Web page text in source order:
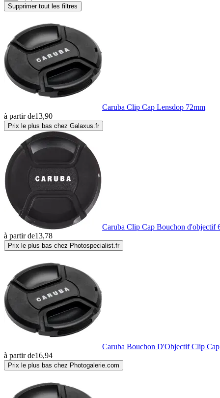
Sigma Photo(1)
Sony (1)
Supprimer tout les filtres
Caruba Clip Cap Lensdop 72mm
à partir de13,90
Prix le plus bas chez Galaxus.fr
Caruba Clip Cap Bouchon d'objectif
à partir de13,78
Prix le plus bas chez Photospecialist.fr
Caruba Bouchon D'Objectif Clip
à partir de16,94
Prix le plus bas chez Photogalerie.com